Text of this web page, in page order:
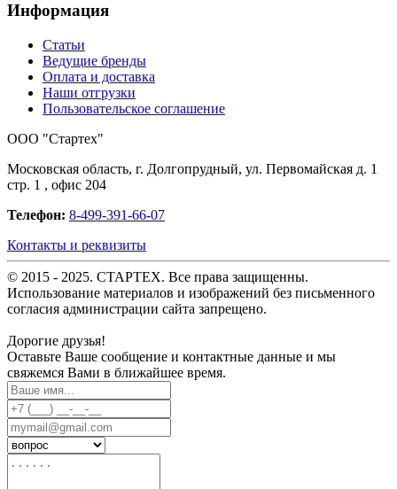
Информация
Статьи
Ведущие бренды
Оплата и доставка
Наши отгрузки
Пользовательское соглашение
OOO "Стартех"
Московская область, г. Долгопрудный, ул. Первомайская д. 1
стр. 1 , офис 204
Телефон: 8-499-391-66-07
Контакты и реквизиты
© 2015 - 2025. СТАРТЕХ. Все права защищенны.
Использование материалов и изображений без письменного
согласия администрации сайта запрещено.
Дорогие друзья!
Оставьте Ваше сообщение и контактные данные и мы
свяжемся Вами в ближайшее время.